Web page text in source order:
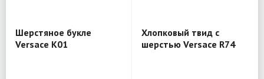
Шерстяное букле
Versace K01
Хлопковый твид с
шерстью Versace R74